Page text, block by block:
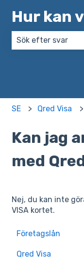
Hur kan
SE Qred Visa
Kan jag
med
Nej, du kan inte
VISA kortet.
Företagslån
Ansök
Qred Visa